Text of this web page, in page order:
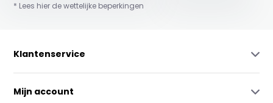
* Lees hier de wettelijke beperkingen
Klantenservice
Mijn account